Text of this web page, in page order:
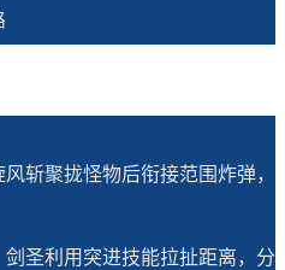
斩聚拢怪物后衔接范围炸弹，
圣利用突进技能拉扯距离，分